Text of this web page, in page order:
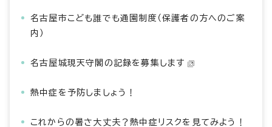
名古屋市こども誰でも通園制度（保護者の方へのご案
内）
名古屋城現天守閣の記録を募集します
熱中症を予防しましょう！
これからの暑さ大丈夫？熱中症リスクを見てみよう！